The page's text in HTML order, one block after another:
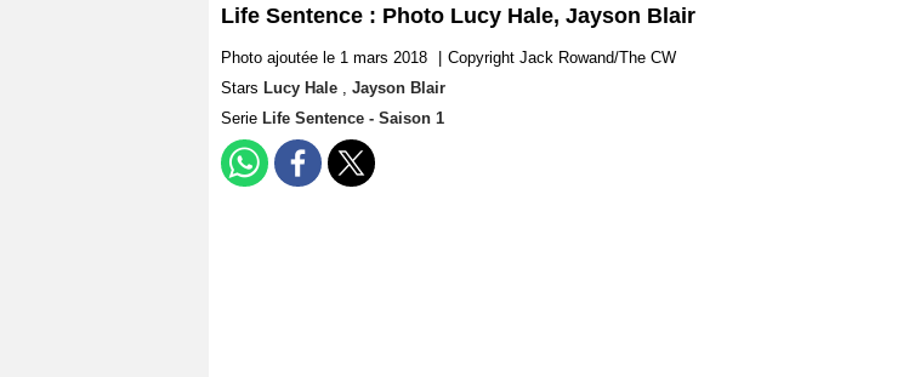
Life Sentence : Photo Lucy Hale, Jayson Blair
Photo ajoutée le 1 mars 2018
Copyright Jack Rowand/The CW
Stars Lucy Hale , Jayson Blair
Serie Life Sentence - Saison 1